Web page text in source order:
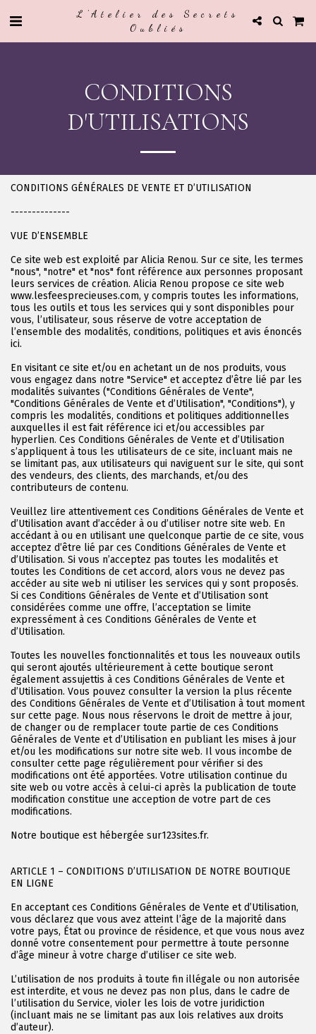
L'Atelier des Secrets
Oubliés
CONDITIONS
D'UTILISATIONS
CONDITIONS GÉNÉRALES DE VENTE ET D’UTILISATION
--------------
VUE D’ENSEMBLE
Ce site web est exploité par Alicia Renou. Sur ce site, les termes
"nous", "notre" et "nos" font référence aux personnes proposant
leurs services de création. Alicia Renou propose ce site web
www.lesfeesprecieuses.com, y compris toutes les informations,
tous les outils et tous les services qui y sont disponibles pour
vous, l’utilisateur, sous réserve de votre acceptation de
l’ensemble des modalités, conditions, politiques et avis énoncés
ici.
En visitant ce site et/ou en achetant un de nos produits, vous
vous engagez dans notre "Service" et acceptez d’être lié par les
modalités suivantes ("Conditions Générales de Vente",
"Conditions Générales de Vente et d’Utilisation", "Conditions"), y
compris les modalités, conditions et politiques additionnelles
auxquelles il est fait référence ici et/ou accessibles par
hyperlien. Ces Conditions Générales de Vente et d’Utilisation
s’appliquent à tous les utilisateurs de ce site, incluant mais ne
se limitant pas, aux utilisateurs qui naviguent sur le site, qui sont
des vendeurs, des clients, des marchands, et/ou des
contributeurs de contenu.
Veuillez lire attentivement ces Conditions Générales de Vente et
d’Utilisation avant d’accéder à ou d’utiliser notre site web. En
accédant à ou en utilisant une quelconque partie de ce site, vous
acceptez d’être lié par ces Conditions Générales de Vente et
d’Utilisation. Si vous n’acceptez pas toutes les modalités et
toutes les Conditions de cet accord, alors vous ne devez pas
accéder au site web ni utiliser les services qui y sont proposés.
Si ces Conditions Générales de Vente et d’Utilisation sont
considérées comme une offre, l’acceptation se limite
expressément à ces Conditions Générales de Vente et
d’Utilisation.
Toutes les nouvelles fonctionnalités et tous les nouveaux outils
qui seront ajoutés ultérieurement à cette boutique seront
également assujettis à ces Conditions Générales de Vente et
d’Utilisation. Vous pouvez consulter la version la plus récente
des Conditions Générales de Vente et d’Utilisation à tout moment
sur cette page. Nous nous réservons le droit de mettre à jour,
de changer ou de remplacer toute partie de ces Conditions
Générales de Vente et d’Utilisation en publiant les mises à jour
et/ou les modifications sur notre site web. Il vous incombe de
consulter cette page régulièrement pour vérifier si des
modifications ont été apportées. Votre utilisation continue du
site web ou votre accès à celui-ci après la publication de toute
modification constitue une acception de votre part de ces
modifications.
Notre boutique est hébergée sur123sites.fr.
ARTICLE 1 – CONDITIONS D’UTILISATION DE NOTRE BOUTIQUE
EN LIGNE
En acceptant ces Conditions Générales de Vente et d’Utilisation,
vous déclarez que vous avez atteint l’âge de la majorité dans
votre pays, État ou province de résidence, et que vous nous avez
donné votre consentement pour permettre à toute personne
d’âge mineur à votre charge d’utiliser ce site web.
L’utilisation de nos produits à toute fin illégale ou non autorisée
est interdite, et vous ne devez pas non plus, dans le cadre de
l’utilisation du Service, violer les lois de votre juridiction
(incluant mais ne se limitant pas aux lois relatives aux droits
d’auteur).